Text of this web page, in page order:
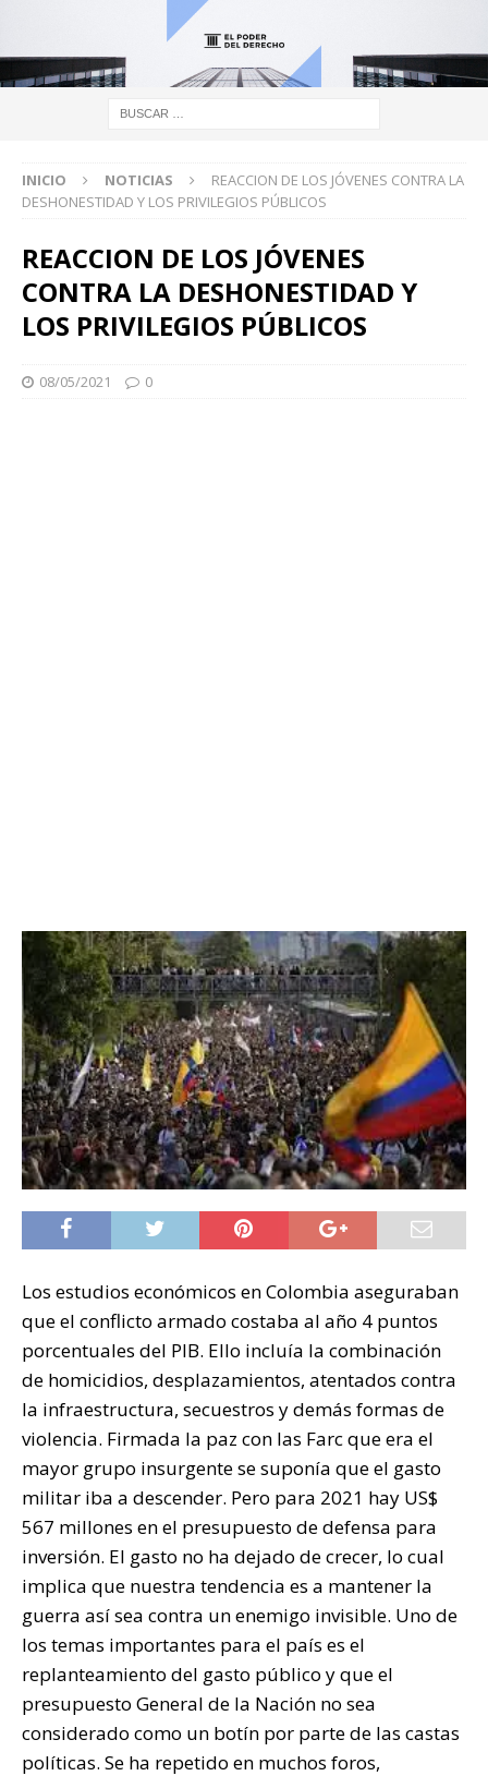
INICIO NOTICIAS
REACCION DE LOS JÓVENES CONTRA LA
DESHONESTIDAD Y LOS PRIVILEGIOS PÚBLICOS
REACCION DE LOS JÓVENES
CONTRA LA DESHONESTIDAD Y
LOS PRIVILEGIOS PÚBLICOS
08/05/2021 0
Los estudios económicos en Colombia aseguraban
que el conflicto armado costaba al año 4 puntos
porcentuales del PIB. Ello incluía la combinación
de homicidios, desplazamientos, atentados contra
la infraestructura, secuestros y demás formas de
violencia. Firmada la paz con las Farc que era el
mayor grupo insurgente se suponía que el gasto
militar iba a descender. Pero para 2021 hay US$
567 millones en el presupuesto de defensa para
inversión. El gasto no ha dejado de crecer, lo cual
implica que nuestra tendencia es a mantener la
guerra así sea contra un enemigo invisible. Uno de
los temas importantes para el país es el
replanteamiento del gasto público y que el
presupuesto General de la Nación no sea
considerado como un botín por parte de las castas
políticas. Se ha repetido en muchos foros,